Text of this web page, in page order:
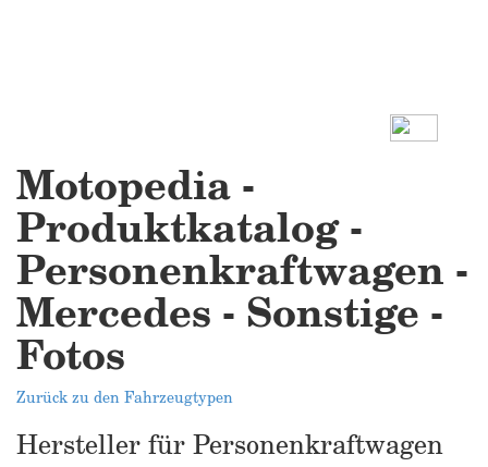
Motopedia -
Produktkatalog -
Personenkraftwagen -
Mercedes - Sonstige -
Fotos
Zurück zu den Fahrzeugtypen
Hersteller für Personenkraftwagen